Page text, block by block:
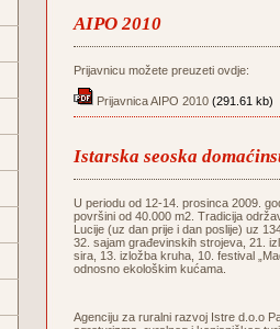
AIPO 2010
Prijavnicu možete preuzeti ovdje:
Prijavnica AIPO 2010 (291.61 kb)
Istarska seoska
U periodu od 12-14. prosinca 2009.
površini od 40.000 m2. Tradicija
Lucije (uz dan prije i dan poslije) uz
32. sajam građevinskih strojeva, 21.
sira, 13. izložba kruha, 10. festival
odnosno ekološkim kućama.
Agenciju za ruralni razvoj Istre d.o.o